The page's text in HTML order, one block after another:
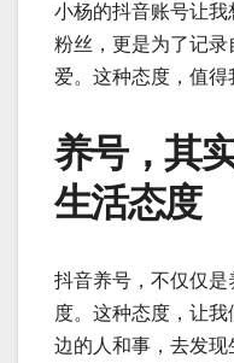
小杨的抖音账号让
粉丝，更是为了记
爱。这种态度，值得
养号，其
生活态度
抖音养号，不仅仅
度。这种态度，让
边的人和事，去发现